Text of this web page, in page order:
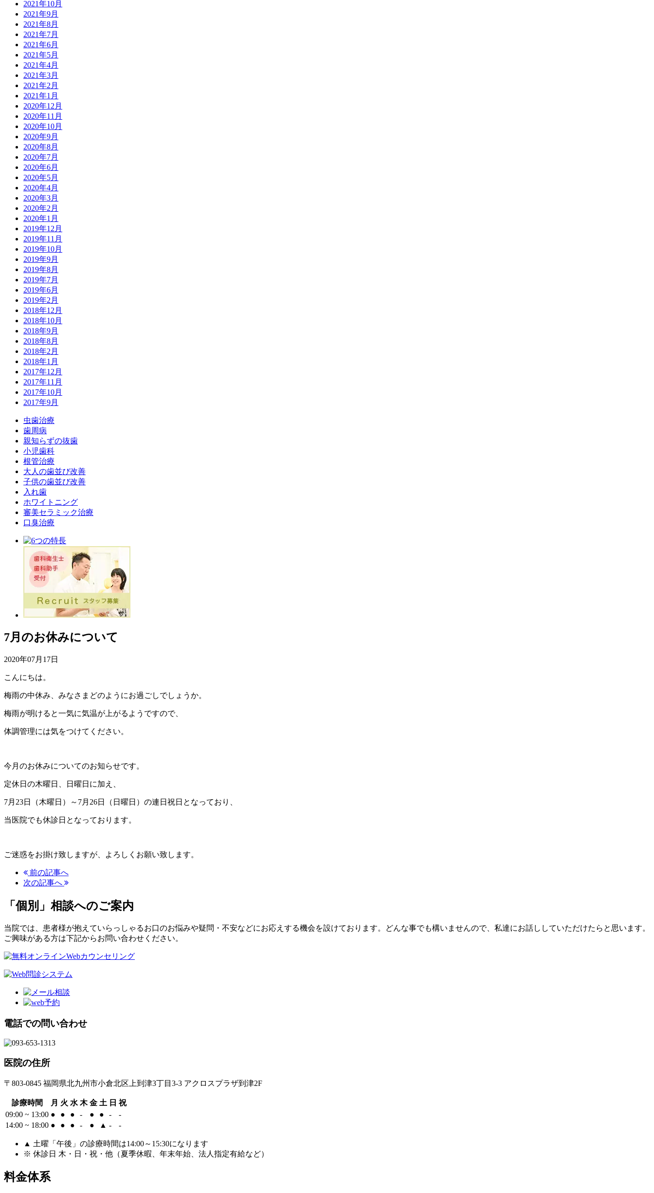
2021年10月
2021年9月
2021年8月
2021年7月
2021年6月
2021年5月
2021年4月
2021年3月
2021年2月
2021年1月
2020年12月
2020年11月
2020年10月
2020年9月
2020年8月
2020年7月
2020年6月
2020年5月
2020年4月
2020年3月
2020年2月
2020年1月
2019年12月
2019年11月
2019年10月
2019年9月
2019年8月
2019年7月
2019年6月
2019年2月
2018年12月
2018年10月
2018年9月
2018年8月
2018年2月
2018年1月
2017年12月
2017年11月
2017年10月
2017年9月
虫歯治療
歯周病
親知らずの抜歯
小児歯科
根管治療
大人の歯並び改善
子供の歯並び改善
入れ歯
ホワイトニング
審美セラミック治療
口臭治療
7月のお休みについて
2020年07月17日
こんにちは。
梅雨の中休み、みなさまどのようにお過ごしでしょうか。
梅雨が明けると一気に気温が上がるようですので、
体調管理には気をつけてください。
今月のお休みについてのお知らせです。
定休日の木曜日、日曜日に加え、
7月23日（木曜日）～7月26日（日曜日）の連日祝日となっており、
当医院でも休診日となっております。
ご迷惑をお掛け致しますが、よろしくお願い致します。
前の記事へ
次の記事へ
「個別」相談へのご案内
当院では、患者様が抱えていらっしゃるお口のお悩みや疑問・不安などにお応えする機会を設けております。どんな事でも構いませんので、私達にお話ししていただけたらと思います。
ご興味がある方は下記からお問い合わせください。
電話での問い合わせ
医院の住所
〒803-0845 福岡県北九州市小倉北区上到津3丁目3-3 アクロスプラザ到津2F
診療時間 月 火 水 木 金 土 日 祝
09:00 ~ 13:00 ● ● ● - ● ● -
-
14:00 ~ 18:00 ● ● ● - ● ▲ - -
▲ 土曜「午後」の診療時間は14:00～15:30になります
※ 休診日 木・日・祝・他（夏季休暇、年末年始、法人指定有給など）
料金体系